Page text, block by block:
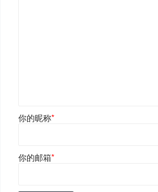
你的昵称*
你的邮箱*